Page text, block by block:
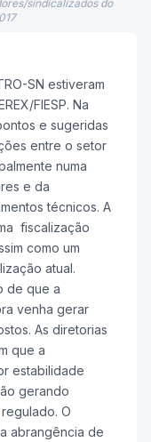
sindicalizados do
SN estiveram
FIESP. Na
e sugeridas
entre o setor
numa
e da
técnicos. A
fiscalização
como um
atual.
de que a
venha gerar
As diretorias
que a
estabilidade
gerando
O
abrangência de